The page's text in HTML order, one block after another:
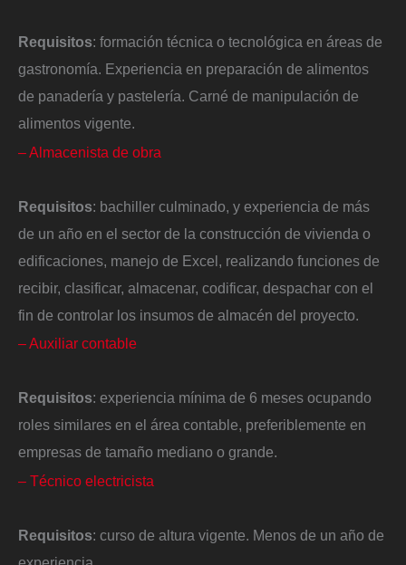
Requisitos: formación técnica o tecnológica en áreas de
gastronomía. Experiencia en preparación de alimentos
de panadería y pastelería. Carné de manipulación de
alimentos vigente.
– Almacenista de obra
Requisitos: bachiller culminado, y experiencia de más
de un año en el sector de la construcción de vivienda o
edificaciones, manejo de Excel, realizando funciones de
recibir, clasificar, almacenar, codificar, despachar con el
fin de controlar los insumos de almacén del proyecto.
– Auxiliar contable
Requisitos: experiencia mínima de 6 meses ocupando
roles similares en el área contable, preferiblemente en
empresas de tamaño mediano o grande.
– Técnico electricista
Requisitos: curso de altura vigente. Menos de un año de